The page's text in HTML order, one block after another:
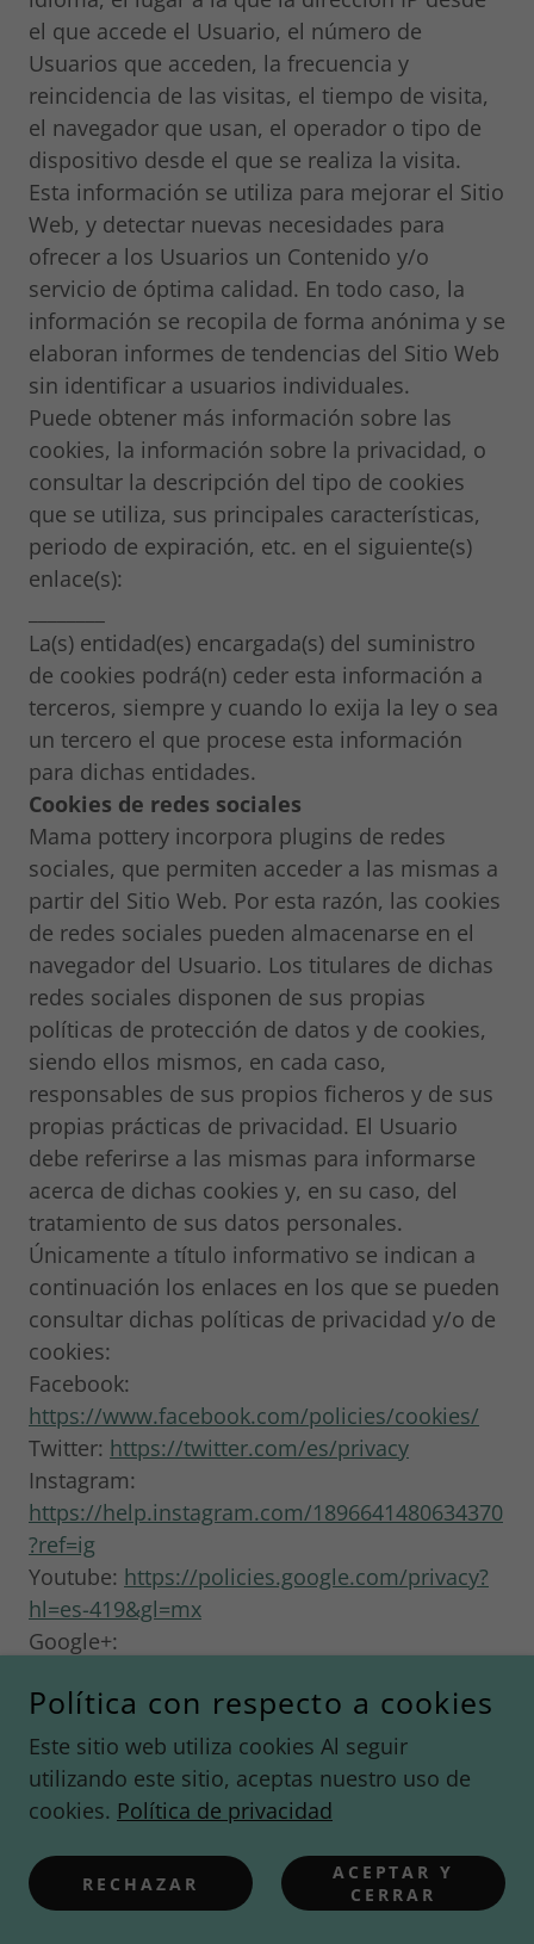
el que accede el Usuario, el número de
Usuarios que acceden, la frecuencia y
reincidencia de las visitas, el tiempo de visita,
el navegador que usan, el operador o tipo de
dispositivo desde el que se realiza la visita.
Esta información se utiliza para mejorar el Sitio
Web, y detectar nuevas necesidades para
ofrecer a los Usuarios un Contenido y/o
servicio de óptima calidad. En todo caso, la
información se recopila de forma anónima y se
elaboran informes de tendencias del Sitio Web
sin identificar a usuarios individuales.
Puede obtener más información sobre las
cookies, la información sobre la privacidad, o
consultar la descripción del tipo de cookies
que se utiliza, sus principales características,
periodo de expiración, etc. en el siguiente(s)
enlace(s):
La(s) entidad(es) encargada(s) del suministro
de cookies podrá(n) ceder esta información a
terceros, siempre y cuando lo exija la ley o sea
un tercero el que procese esta información
para dichas entidades.
Cookies de redes sociales
Mama pottery incorpora plugins de redes
sociales, que permiten acceder a las mismas a
partir del Sitio Web. Por esta razón, las cookies
de redes sociales pueden almacenarse en el
navegador del Usuario. Los titulares de dichas
redes sociales disponen de sus propias
políticas de protección de datos y de cookies,
siendo ellos mismos, en cada caso,
responsables de sus propios ficheros y de sus
propias prácticas de privacidad. El Usuario
debe referirse a las mismas para informarse
acerca de dichas cookies y, en su caso, del
tratamiento de sus datos personales.
Únicamente a título informativo se indican a
continuación los enlaces en los que se pueden
consultar dichas políticas de privacidad y/o de
cookies:
Facebook:
https://www.facebook.com/policies/cookies/
Twitter: https://twitter.com/es/privacy
Instagram:
https://help.instagram.com/1896641480634370
?ref=ig
Youtube: https://policies.google.com/privacy?
hl=es-419&gl=mx
Google+:
es?hl=es
Pinterest:
https://policy.pinterest.com/es/privacy-policy
LinkedIn:
trk=hp-cookies
Deshabilitar, rechazar y eliminar cookies
Política con respecto a cookies
Este sitio web utiliza cookies Al seguir
utilizando este sitio, aceptas nuestro uso de
cookies. Política de privacidad
RECHAZAR
ACEPTAR Y
CERRAR